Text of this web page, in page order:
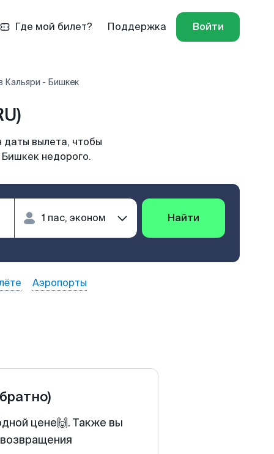
Где мой билет? Поддержка Войти
Кальяри - Бишкек
вылета, чтобы
недорого.
Найти
Аэропорты
цене🙌. Также вы